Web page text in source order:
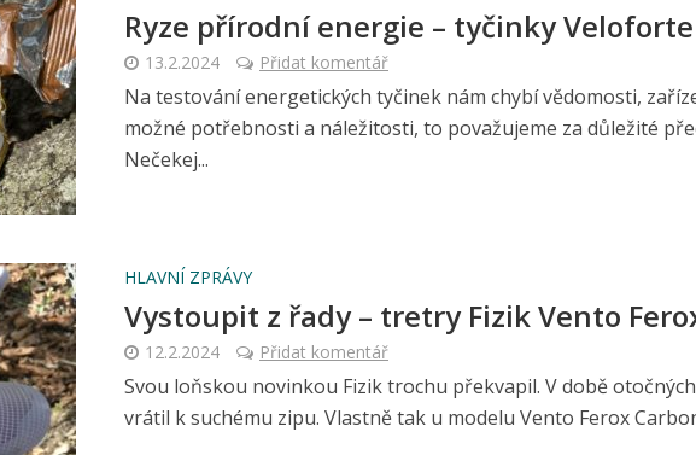
Ryze přírodní energie – tyčinky Veloforte
13.2.2024 Přidat komentář
Na testování energetických tyčinek nám chybí vědomosti,
možné potřebnosti a náležitosti, to považujeme za důležité
Nečekej...
HLAVNÍ ZPRÁVY
Vystoupit z řady – tretry Fizik Vento
12.2.2024 Přidat komentář
Svou loňskou novinkou Fizik trochu překvapil. V době
vrátil k suchému zipu. Vlastně tak u modelu Vento Ferox